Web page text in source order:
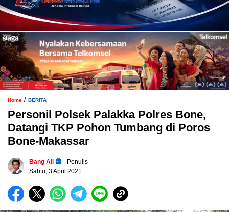
Home / BERITA
Personil Polsek Palakka Polres Bone,
Datangi TKP Pohon Tumbang di Poros
Bone-Makassar
Bang Ali
- Penulis
Sabtu, 3 April 2021